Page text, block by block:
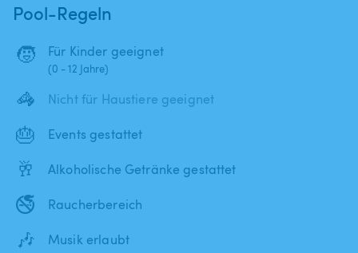
Pool-Regeln
🧒 Für Kinder geeignet
(0 - 12 Jahre)
🦓 Nicht für Haustiere geeignet
🎂 Events gestattet
🥂 Alkoholische Getränke gestattet
🚭 Raucherbereich
🎶 Musik erlaubt